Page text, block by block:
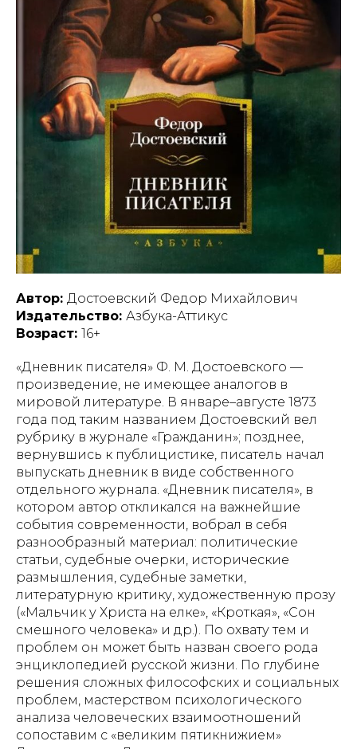
Автор: Достоевский Федор Михайлович
Издательство: Азбука-Аттикус
Возраст: 16+
«Дневник писателя» Ф. М. Достоевского —
произведение, не имеющее аналогов в
мировой литературе. В январе–августе 1873
года под таким названием Достоевский вел
рубрику в журнале «Гражданин»; позднее,
вернувшись к публицистике, писатель начал
выпускать дневник в виде собственного
отдельного журнала. «Дневник писателя», в
котором автор откликался на важнейшие
события современности, вобрал в себя
разнообразный материал: политические
статьи, судебные очерки, исторические
размышления, судебные заметки,
литературную критику, художественную прозу
(«Мальчик у Христа на елке», «Кроткая», «Сон
смешного человека» и др.). По охвату тем и
проблем он может быть назван своего рода
энциклопедией русской жизни. По глубине
решения сложных философских и социальных
проблем, мастерством психологического
анализа человеческих взаимоотношений
сопоставим с «великим пятикнижием»